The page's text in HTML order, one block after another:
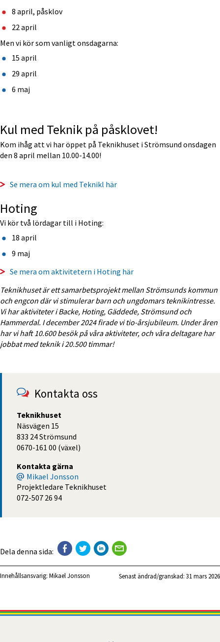
8 april, påsklov
22 april
Men vi kör som vanligt onsdagarna:
15 april
29 april
6 maj
Kul med Teknik på påsklovet!
Kom ihåg att vi har öppet på Teknikhuset i Strömsund onsdagen
den 8 april mellan 10.00-14.00!
Se mera om kul med Teknikl här
Hoting
Vi kör två lördagar till i Hoting:
18 april
9 maj
Se mera om aktivitetern i Hoting här
Teknikhuset är ett samarbetsprojekt mellan Strömsunds kommun
och engcon där vi stimulerar barn och ungdomars teknikintresse.
Vi har aktiviteter i Backe, Hoting, Gäddede, Strömsund och
Hammerdal. I december 2024 firade vi tio-årsjubileum. Under åren
har vi haft 10.600 besök på våra aktiviteter, och våra deltagare har
jobbat med teknik i 20.500 timmar!
Kontakta oss
Teknikhuset
Näsvägen 15
833 24 Strömsund
0670-161 00 (växel)
Kontakta gärna
Mikael Jonsson
Projektledare Teknikhuset
072-507 26 94
Dela denna sida:
Innehållsansvarig: Mikael Jonsson Senast ändrad/granskad: 31 mars 2026